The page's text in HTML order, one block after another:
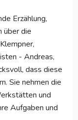
Erzählung,
über die
- Andreas,
dass diese
Sie nehmen die
und
Aufgaben und